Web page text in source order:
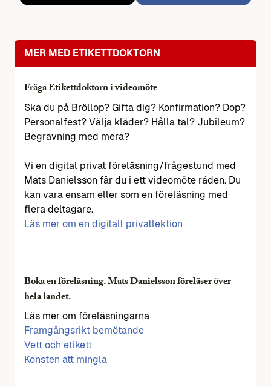
MER MED ETIKETTDOKTORN
Fråga Etikettdoktorn i videomöte
Ska du på Bröllop? Gifta dig? Konfirmation? Dop?
Personalfest? Välja kläder? Hålla tal? Jubileum?
Begravning med mera?
Vi en digital privat föreläsning/frågestund med
Mats Danielsson får du i ett videomöte råden. Du
kan vara ensam eller som en föreläsning med
flera deltagare.
Läs mer om en digitalt privatlektion
Boka en föreläsning. Mats Danielsson föreläser över
hela landet.
Läs mer om föreläsningarna
Framgångsrikt bemötande
Vett och etikett
Konsten att mingla